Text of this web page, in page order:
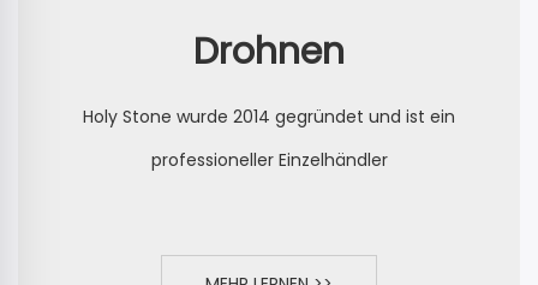
Drohnen
Holy Stone wurde 2014 gegründet und ist ein
professioneller Einzelhändler